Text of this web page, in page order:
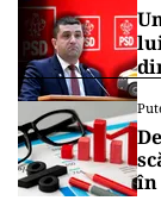
în